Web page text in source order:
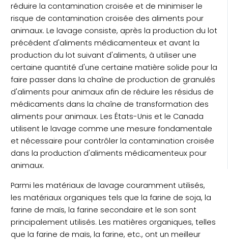
réduire la contamination croisée et de minimiser le
risque de contamination croisée des aliments pour
animaux. Le lavage consiste, après la production du lot
précédent d'aliments médicamenteux et avant la
production du lot suivant d'aliments, à utiliser une
certaine quantité d'une certaine matière solide pour la
faire passer dans la chaîne de production de granulés
d'aliments pour animaux afin de réduire les résidus de
médicaments dans la chaîne de transformation des
aliments pour animaux. Les États-Unis et le Canada
utilisent le lavage comme une mesure fondamentale
et nécessaire pour contrôler la contamination croisée
dans la production d'aliments médicamenteux pour
animaux.
Parmi les matériaux de lavage couramment utilisés,
les matériaux organiques tels que la farine de soja, la
farine de maïs, la farine secondaire et le son sont
principalement utilisés. Les matières organiques, telles
que la farine de maïs, la farine, etc., ont un meilleur